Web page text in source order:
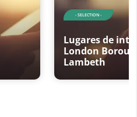
- SELECTION -
Lugares de
London
Lambeth